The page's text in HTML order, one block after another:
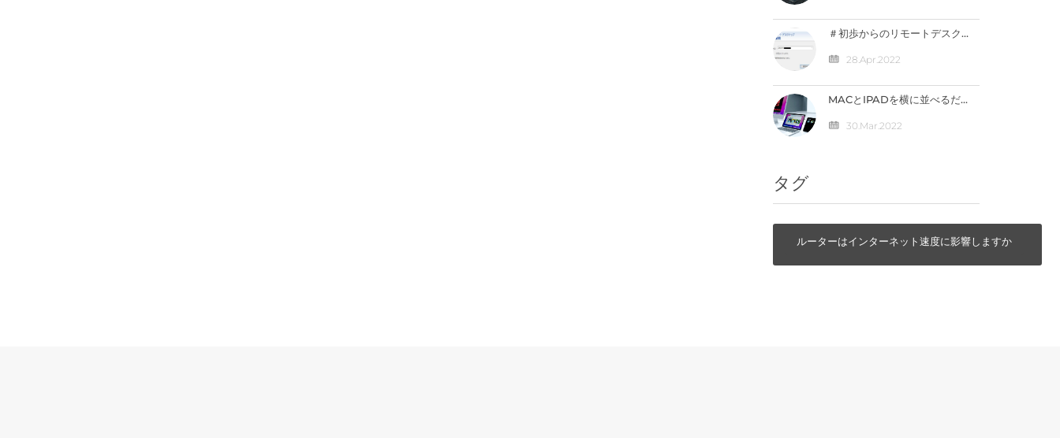
＃初歩からのリモートデスク
ソコンへ接続（IPV4）編
28.Apr.2022
MACとIPADを横に並べるだ
「ユニバーサルコントロー
30.Mar.2022
タグ
ルーターはインターネット速度に影響しますか